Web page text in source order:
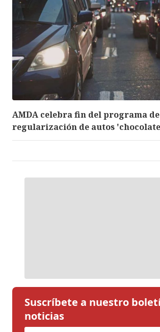
AMDA celebra fin del programa de
regularización de autos
Suscríbete a nuestro
noticias